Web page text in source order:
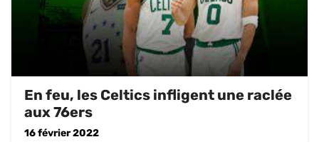
En feu, les Celtics infligent une raclée
aux 76ers
16 février 2022